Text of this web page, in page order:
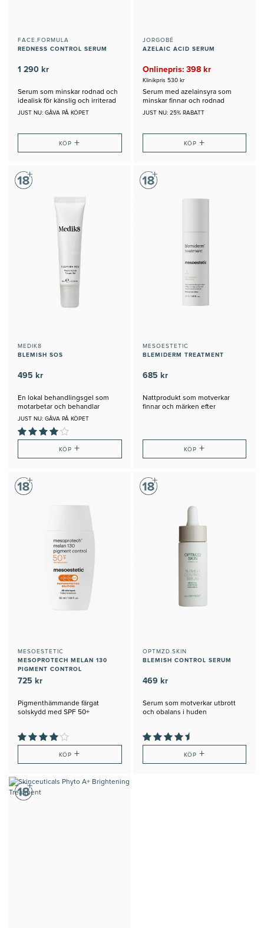
FACE.FORMULA
REDNESS CONTROL SERUM
1 290 kr
Serum som minskar rodnad och
idealisk för känslig och irriterad
hud
JUST NU: GÅVA PÅ KÖPET
KÖP+
JORGOBÉ
AZELAIC ACID SERUM
Onlinepris: 398 kr
Klinikpris 530 kr
Serum med azelainsyra som
minskar finnar och rodnad
JUST NU: 25% RABATT
KÖP +
MEDIK8
BLEMISH SOS
495 kr
En lokal behandlingsgel som
motarbetar och behandlar
blemmor
JUST NU: GÅVA PÅ KÖPET
KÖP+
MESOESTETIC
BLEMIDERM TREATMENT
685 kr
Nattprodukt som motverkar
finnar och märken efter
KÖP +
MESOESTETIC
MESOPROTECH MELAN 130
PIGMENT CONTROL
725 kr
Pigmenthämmande färgat
solskydd med SPF 50+
KÖP+
OPTMZD.SKIN
BLEMISH CONTROL SERUM
469 kr
Serum som motverkar utbrott
och obalans i huden
KÖP +